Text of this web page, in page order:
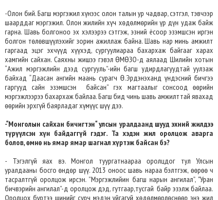
-Олон бий. Багш мэргэжил хүнээс олон талын ур чадвар, сэтгэл, тэвчээр
шаарддаг мэргэжил. Олон жилийн хүч хөдөлмөрийн үр дүн удаж байж
гарна. Шавь болгоноо эх хэлээрээ сэтгэж, эзний ёсоор эзэмшсэн иргэн
болгон төлөвшүүлэхийг зорин ажиллаж байна. Шавь нар минь амжилт
гаргаад эцэг эхчүүд хүүхэд, сургуулиараа бахархаж байгааг харах
хамгийн сайхан. Саяхны жишээ гэвэл ӨМӨЗО-д аялаад Шилийн хотын
“Ажил мэргэжлийн дээд сургууль”-ийн багш удирдлагуудтай уулзаж
байхад “Даасан ангийн маань сурагч Ө.Эрдэнэханд үндэсний бичгээ
гаргууд сайн эзэмшсэн байсан” гэх магтаалыг сонсоод өөрийн
мэргэжлээрээ бахархаж байлаа. Багш бид чинь шавь амжилттай явахад
өөрийн эрхгүй баярладаг хүмүүс шүү дээ.
-“Монголын сайхан бичигтэн“ улсын уралдаанд шууд эхний жилдээ
түрүүлсэн хүн байдаггүй гэдэг. Та хэдэн жил оролцож аварга
болов, өмнө нь ямар ямар шагнал хүртэж байсан бэ?
- Тэгэлгүй яах вэ. Монгол туургатнаараа оролцдог тул Улсын
уралдааны босго өндөр шүү. 2013 оноос шавь нараа бэлтгэж, өөрөө ч
тасралтгүй оролцож ирсэн. ”Мэргэжлийин багш нарын ангилал”, "Уран
бичвэрийн ангилал”-д оролцож дэд, гутгаар,тусгай байр эзэлж байлаа.
Оролцох бүртээ шинийг сурч мэдэн уйгагүй хөдөлмөрлөснөөр энэ жил